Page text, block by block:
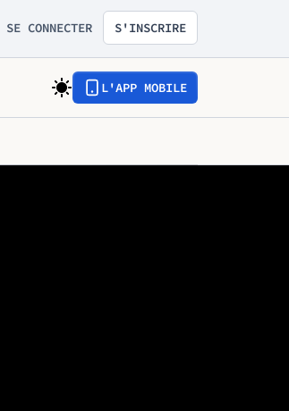
SE CONNECTER S'INSCRIRE
L'APP MOBILE